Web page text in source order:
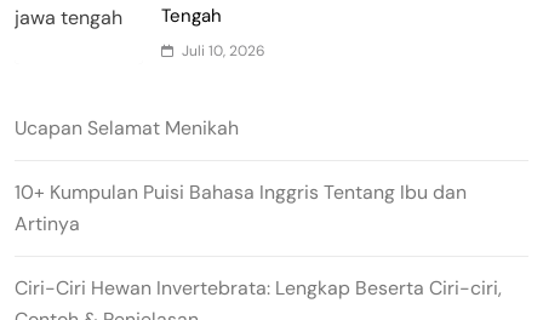
Tengah
Juli 10, 2026
Ucapan Selamat Menikah
10+ Kumpulan Puisi Bahasa Inggris Tentang Ibu dan
Artinya
Ciri-Ciri Hewan Invertebrata: Lengkap Beserta Ciri-ciri,